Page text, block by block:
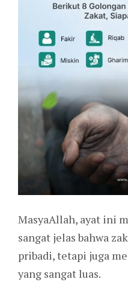
MasyaAllah, ayat ini
sangat jelas bahwa
pribadi, tetapi juga
yang sangat luas.